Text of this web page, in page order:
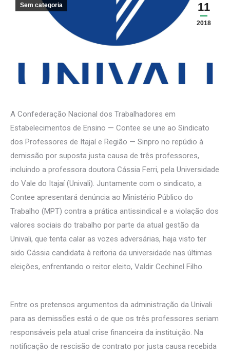
11
2018
Sem categoria
A Confederação Nacional dos Trabalhadores em
Estabelecimentos de Ensino — Contee se une ao Sindicato
dos Professores de Itajaí e Região — Sinpro no repúdio à
demissão por suposta justa causa de três professores,
incluindo a professora doutora Cássia Ferri, pela Universidade
do Vale do Itajaí (Univali). Juntamente com o sindicato, a
Contee apresentará denúncia ao Ministério Público do
Trabalho (MPT) contra a prática antissindical e a violação dos
valores sociais do trabalho por parte da atual gestão da
Univali, que tenta calar as vozes adversárias, haja visto ter
sido Cássia candidata à reitoria da universidade nas últimas
eleições, enfrentando o reitor eleito, Valdir Cechinel Filho.
Entre os pretensos argumentos da administração da Univali
para as demissões está o de que os três professores seriam
responsáveis pela atual crise financeira da instituição. Na
notificação de rescisão de contrato por justa causa recebida